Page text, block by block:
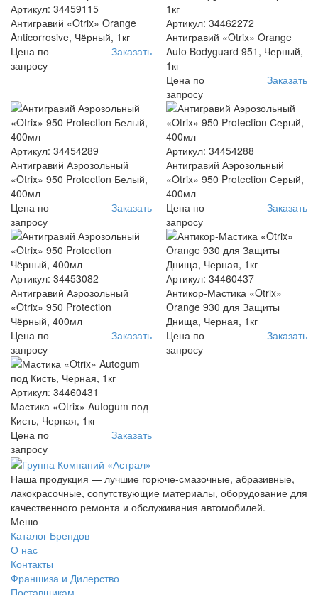
Артикул: 34459115
Антигравий «Otrix» Orange
Anticorrosive, Чёрный, 1кг
Цена по
запросу
Заказать
Артикул: 34462272
Антигравий «Otrix» Orange
Auto Bodyguard 951, Черный,
1кг
Цена по
запросу
Заказать
Артикул: 34454289
Антигравий Аэрозольный
«Otrix» 950 Protection Белый,
400мл
Цена по
запросу
Заказать
Артикул: 34454288
Антигравий Аэрозольный
«Otrix» 950 Protection Серый,
400мл
Цена по
запросу
Заказать
Артикул: 34453082
Антигравий Аэрозольный
«Otrix» 950 Protection
Чёрный, 400мл
Цена по
запросу
Заказать
Артикул: 34460437
Антикор-Мастика «Otrix»
Orange 930 для Защиты
Днища, Черная, 1кг
Цена по
запросу
Заказать
Артикул: 34460431
Мастика «Otrix» Autogum под
Кисть, Черная, 1кг
Цена по
запросу
Заказать
Наша продукция — лучшие горюче-смазочные, абразивные,
лакокрасочные, сопутствующие материалы, оборудование для
качественного ремонта и обслуживания автомобилей.
Меню
Каталог Брендов
О нас
Контакты
Франшиза и Дилерство
Поставщикам